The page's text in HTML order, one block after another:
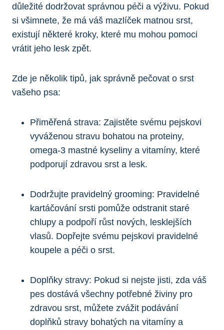
důležité dodržovat správnou⁤ péči a výživu. ⁢Pokud
si všimnete,⁤ že‌ má ‌váš mazlíček matnou srst,
existují některé kroky, které ​mu mohou pomoci
vrátit jeho ‌lesk​ zpět.
Zde je několik tipů, jak správně pečovat o srst
vašeho ‌psa:
Přiměřená‍ strava: Zajistěte svému ​pejskovi
vyváženou stravu bohatou ‍na⁢ proteiny,
omega-3 mastné kyseliny a vitamíny, které
podporují zdravou srst a⁣ lesk.
Dodržujte pravidelný ​grooming: Pravidelné
kartáčování ​srsti pomůže odstranit staré
chlupy ‌a podpoří růst nových, lesklejších
vlasů. Dopřejte svému ‍pejskovi‌ pravidelné
koupele a péči ⁤o srst.
Doplňky stravy: ⁢Pokud si‌ nejste ‌jisti,​ zda ⁢váš
pes dostává všechny potřebné živiny ‌pro
zdravou ‍srst, ⁢můžete ⁤zvážit podávání
doplňků ⁤stravy bohatých na vitamíny a